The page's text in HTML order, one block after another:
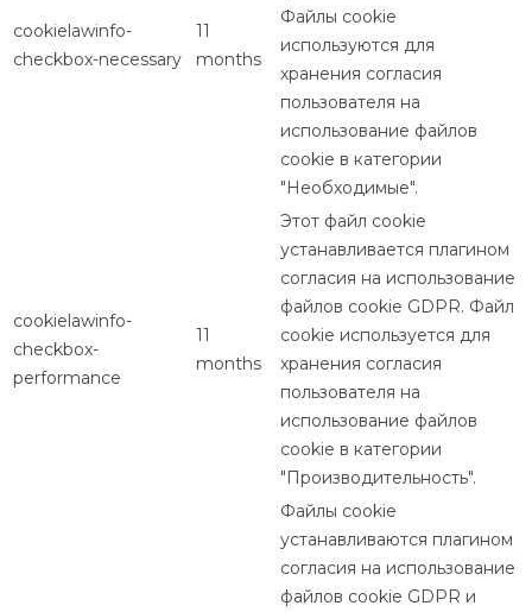
cookielawinfo-
checkbox-necessary
11
months
Файлы cookie
используются для
хранения согласия
пользователя на
использование файлов
cookie в категории
"Необходимые".
cookielawinfo-
checkbox-
performance
11
months
Этот файл cookie
устанавливается плагином
согласия на использование
файлов cookie GDPR. Файл
cookie используется для
хранения согласия
пользователя на
использование файлов
cookie в категории
"Производительность".
Файлы cookie
устанавливаются плагином
согласия на использование
файлов cookie GDPR и